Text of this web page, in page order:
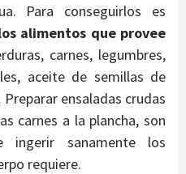
Para conseguirlos es
alimentos que provee
carnes, legumbres,
aceite de semillas de
ensaladas crudas
carnes a la plancha, son
ingerir sanamente los
requiere.